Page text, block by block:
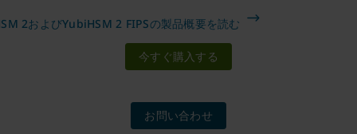
2およびYubiHSM 2 FIPSの製品概要を読む
今すぐ購入する
お問い合わせ